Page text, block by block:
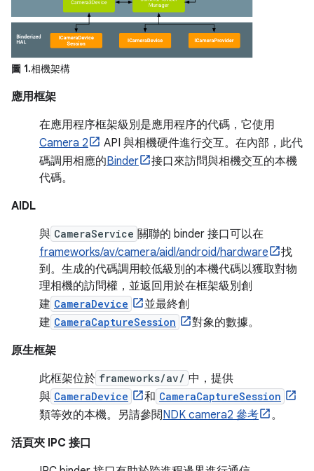
圖 1.相機架構
應用框架
在應用程序框架級別是應用程序的代碼，它使用
Camera 2
API 與相機硬件進行交互。在內部，此代
碼調用相應的Binder
接口來訪問與相機交互的本機
代碼。
AIDL
與 CameraService 關聯的 binder 接口可以在
frameworks/av/camera/aidl/android/hardware
找
到。生成的代碼調用較低級別的本機代碼以獲取對物
理相機的訪問權，並返回用於在框架級別創
建 CameraDevice
並最終創
建 CameraCaptureSession
對象的數據。
原生框架
此框架位於 frameworks/av/ 中，提供
與 CameraDevice 和 CameraCaptureSession
類等效的本機。另請參閱NDK camera2 參考
。
活頁夾 IPC 接口